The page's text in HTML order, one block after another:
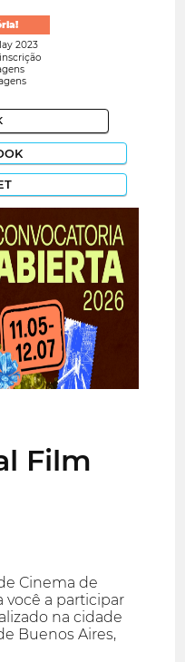
2023
Film
Cinema de
você a participar
na cidade
Buenos Aires,